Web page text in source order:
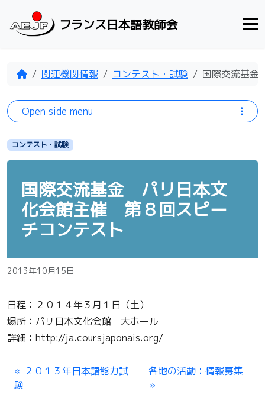
フランス日本語教師会
Home関連機関情報 コンテスト・試験 国際交流基
コンテスト・試験
国際交流基金 パリ日本文
化会館主催 第８回スピー
チコンテスト
2013年10月15日
日程：２０１４年３月１日（土）
場所：パリ日本文化会館 大ホール
詳細：http://ja.coursjaponais.org/
２０１３年日本語能力試
験
各地の活動：情報募集
Open side menu